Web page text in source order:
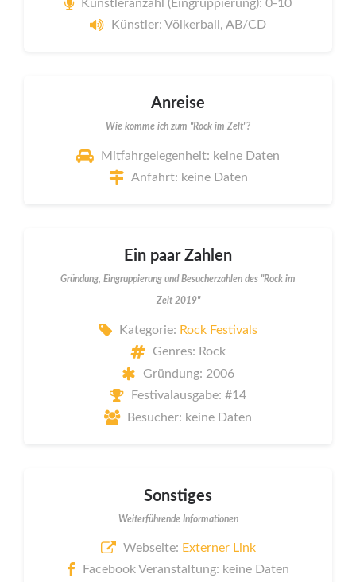
Künstleranzahl (Eingruppierung): 0-10
Künstler: Völkerball, AB/CD
Anreise
Wie komme ich zum "Rock im Zelt"?
Mitfahrgelegenheit: keine Daten
Anfahrt: keine Daten
Ein paar Zahlen
Gründung, Eingruppierung und Besucherzahlen des "Rock im
Zelt 2019"
Kategorie: Rock Festivals
Genres: Rock
Gründung: 2006
Festivalausgabe: #14
Besucher: keine Daten
Sonstiges
Weiterführende Informationen
Webseite: Externer Link
Facebook Veranstaltung: keine Daten